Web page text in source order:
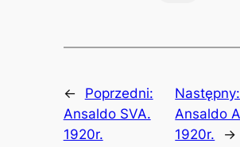
←
Poprzedni:
Ansaldo SVA.
1920r.
Następny:
Ansaldo
1920r.
→